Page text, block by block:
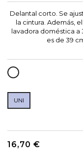
Delantal corto. Se
la cintura. Además,
lavadora doméstica a
es de 39
BLANCO
UNI
16,70 €